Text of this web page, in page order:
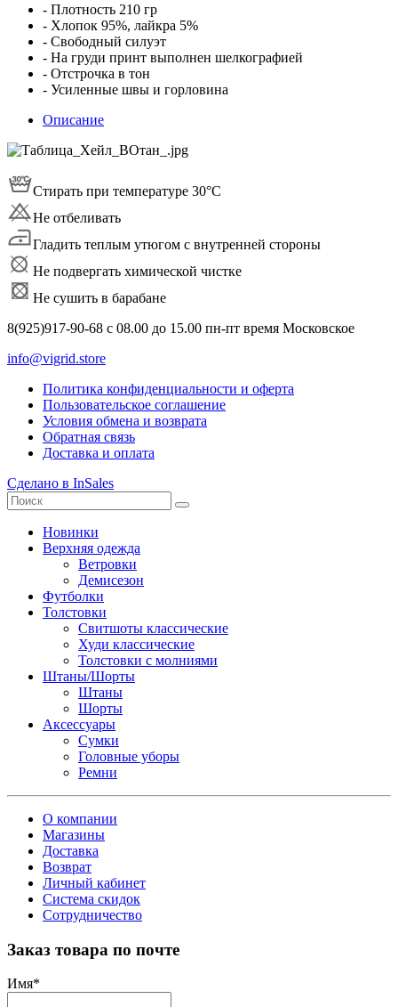
- Плотность 210 гр
- Хлопок 95%, лайкра 5%
- Свободный силуэт
- На груди принт выполнен шелкографией
- Отстрочка в тон
- Усиленные швы и горловина
Описание
Стирать при температуре 30°С
Не отбеливать
Гладить теплым утюгом с внутренней стороны
Не подвергать химической чистке
Не сушить в барабане
8(925)917-90-68 с 08.00 до 15.00 пн-пт время Московское
info@vigrid.store
Политика конфиденциальности и оферта
Пользовательское соглашение
Условия обмена и возврата
Обратная связь
Доставка и оплата
Сделано в InSales
Новинки
Верхняя одежда
Ветровки
Демисезон
Футболки
Толстовки
Свитшоты классические
Худи классические
Толстовки с молниями
Штаны/Шорты
Штаны
Шорты
Аксессуары
Сумки
Головные уборы
Ремни
О компании
Магазины
Доставка
Возврат
Личный кабинет
Система скидок
Сотрудничество
Заказ товара по почте
Имя*